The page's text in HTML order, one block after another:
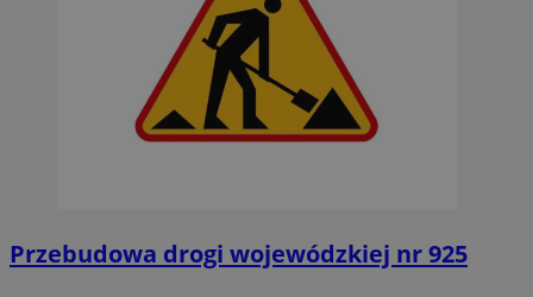
Przebudowa drogi wojewódzkiej nr 925